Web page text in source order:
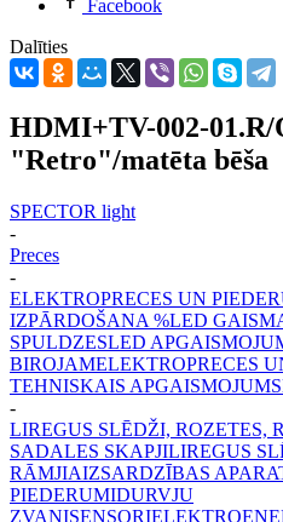
Facebook
Dalīties
HDMI+TV-002-01.R/
"Retro"/matēta bēša
SPECTOR light
-
Preces
-
ELEKTROPRECES UN
IZPĀRDOŠANA %LED
SPULDZESLED
BIROJAMELEKTROPRECES
TEHNISKAIS APGAISMOJUMS
-
LIREGUS SLĒDŽI, ROZETES,
SADALES SKAPJILIREGUS
RĀMJIAIZSARDZĪBAS
PIEDERUMIDURVJU
ZVANISENSORI